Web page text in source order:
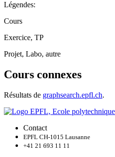
Légendes:
Cours
Exercice, TP
Projet, Labo, autre
Cours connexes
Résultats de graphsearch.epfl.ch.
Contact
EPFL CH-1015 Lausanne
+41 21 693 11 11